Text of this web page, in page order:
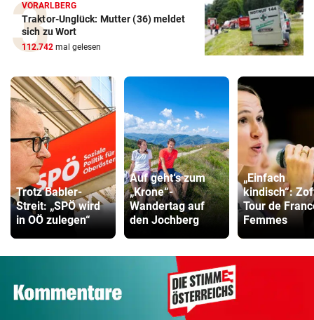
VORARLBERG
Traktor-Unglück: Mutter (36) meldet
sich zu Wort
112.742 mal gelesen
Trotz Babler-
Streit: „SPÖ wird
in OÖ zulegen“
Auf geht‘s zum
„Krone“-
Wandertag auf
den Jochberg
„Einfach
kindisch“:
Tour de
Femmes